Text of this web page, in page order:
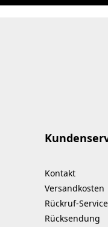
Kontakt
Versandkosten
Rückruf-Service
Rücksendung